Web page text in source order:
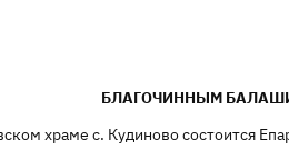
БЛАГОЧИННЫМ
храме с. Кудиново состоится